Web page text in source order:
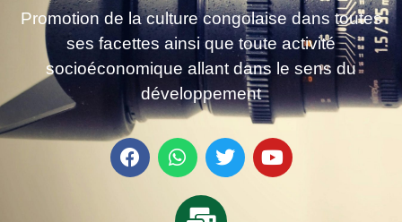
Promotion de la culture congolaise dans toutes
ses facettes ainsi que toute activité
socioéconomique allant dans le sens du
développement